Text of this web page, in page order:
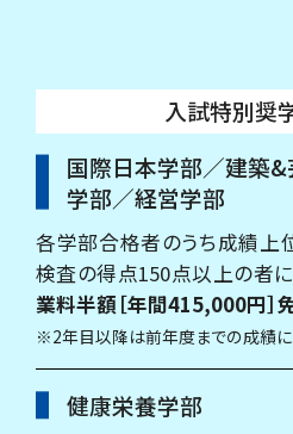
入試特別奨
国際日本学部／建築
学部／経営学部
各学部合格者のうち成績上
検査の得点150点以上の者に
業料半額［年間415,000円］
※2年目以降は前年度までの成績に
健康栄養学部